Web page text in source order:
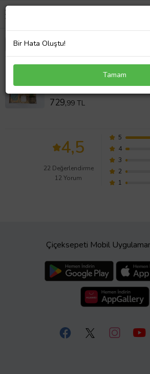
Beton Mum & Sukulent ve
Değerlendirmeleri
729,99 TL
4,5
22 Değerlendirme
12 Yorum
5
4
3
2
1
Çiçeksepeti Mobil
Bir Hata Oluştu!
Tamam